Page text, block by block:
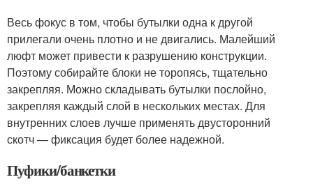
Весь фокус в том, чтобы бутылки одна к другой
прилегали очень плотно и не двигались. Малейший
люфт может привести к разрушению конструкции.
Поэтому собирайте блоки не торопясь, тщательно
закрепляя. Можно складывать бутылки послойно,
закрепляя каждый слой в нескольких местах. Для
внутренних слоев лучше применять двусторонний
скотч — фиксация будет более надежной.
Пуфики/банкетки